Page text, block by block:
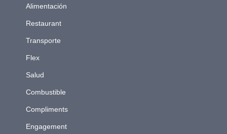
Alimentación
Restaurant
Transporte
Flex
Salud
Combustible
Compliments
Engagement